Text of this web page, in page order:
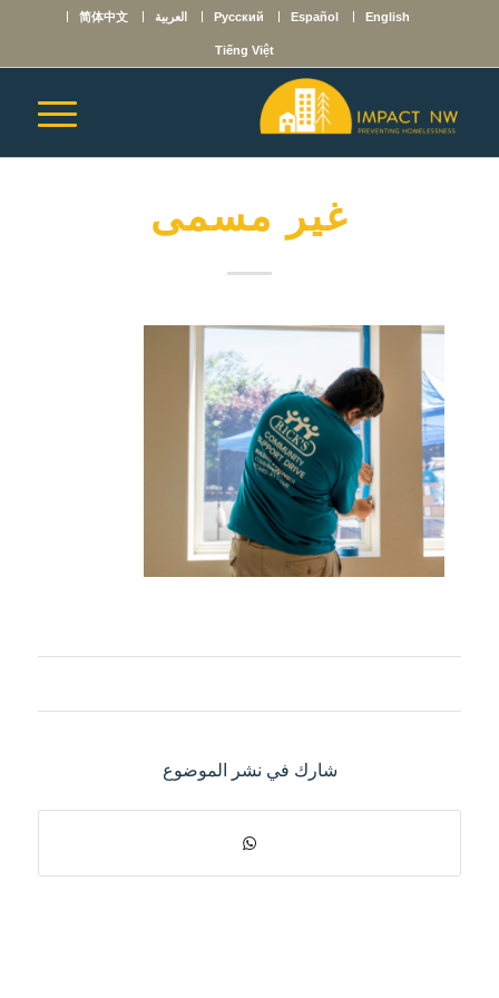
English
Español
Русский العربية 简体中文
Tiếng Việt
غير مسمى
شارك في نشر الموضوع